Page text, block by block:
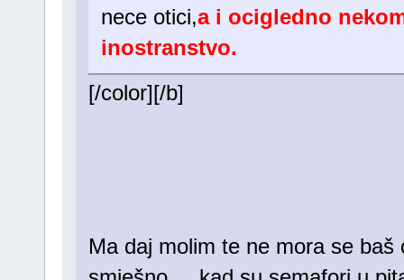
nece otici,a i ocigledno
inostranstvo.
[/color][/b]
Ma daj molim te ne mora se